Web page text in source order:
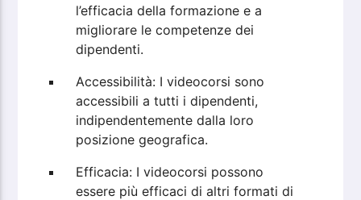
l’efficacia della formazione e a
migliorare le competenze dei
dipendenti.
Accessibilità: I videocorsi sono
accessibili a tutti i dipendenti,
indipendentemente dalla loro
posizione geografica.
Efficacia: I videocorsi possono
essere più efficaci di altri formati di